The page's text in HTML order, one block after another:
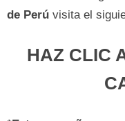
de Perú visita el
HAZ CLIC